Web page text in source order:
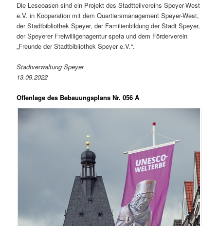
Die Leseoasen sind ein Projekt des Stadtteilvereins Speyer-West
e.V. in Kooperation mit dem Quartiersmanagement Speyer-West,
der Stadtbibliothek Speyer, der Familienbildung der Stadt Speyer,
der Speyerer Freiwilligenagentur spefa und dem Förderverein
„Freunde der Stadtbibliothek Speyer e.V.“.
Stadtverwaltung Speyer
13.09.2022
Offenlage des Bebauungsplans Nr. 056 A